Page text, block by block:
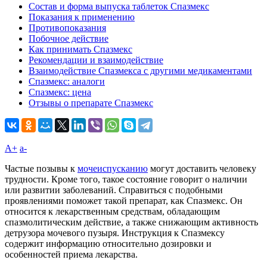
Состав и форма выпуска таблеток Спазмекс
Показания к применению
Противопоказания
Побочное действие
Как принимать Спазмекс
Рекомендации и взаимодействие
Взаимодействие Спазмекса с другими медикаментами
Спазмекс: аналоги
Спазмекс: цена
Отзывы о препарате Спазмекс
A+ а-
Частые позывы к мочеиспусканию могут доставить человеку
трудности. Кроме того, такое состояние говорит о наличии
или развитии заболеваний. Справиться с подобными
проявлениями поможет такой препарат, как Спазмекс. Он
относится к лекарственным средствам, обладающим
спазмолитическим действие, а также снижающим активность
детрузора мочевого пузыря. Инструкция к Спазмексу
содержит информацию относительно дозировки и
особенностей приема лекарства.